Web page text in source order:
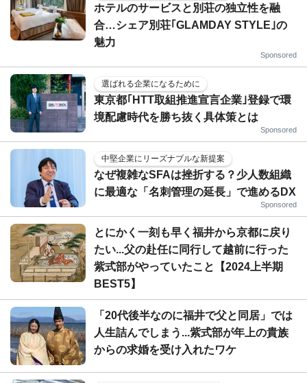
ホテルのサービスと別荘の独立性を融
合…シェア別荘｢GLAMDAY STYLE｣の
魅力
Sponsored
選ばれる企業になるために
東京都｢HTT取組推進宣言企業｣登録で環
境配慮時代を勝ち抜く具体策とは
Sponsored
中堅企業にリーズナブルな新提案
なぜ複雑なSFAは挫折する？少人数組織
に最適な「名刺管理の延長」で進めるDX
Sponsored
とにかく一刻も早く福井から京都に戻り
たい...父の赴任に同行して越前に行った
紫式部がやっていたこと【2024上半期
BEST5】
「20代後半なのに福井で父と同居」では
人生詰んでしまう...紫式部が年上の貴族
からの求婚を受け入れたワケ